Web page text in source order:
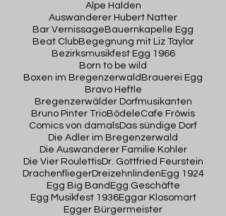
Alpe Halden
Auswanderer Hubert Natter
Bar Vernissage Bauernkapelle Egg
Beat ClubBegegnung mit Liz Taylor
Bezirksmusikfest Egg 1966
Born to be wild
Boxen im Bregenzerwald Brauerei Egg
Bravo Heftle
Bregenzerwälder Dorfmusikanten
Bruno Pinter TrioBödeleCafe Fröwis
Comics von damalsDas sündige Dorf
Die Adler im Bregenzerwald
Die Auswanderer Familie Kohler
Die Vier RoulettisDr. Gottfried Feurstein
DrachenfliegerDreizehnlinden Egg 1924
Egg Big Band Egg Geschäfte
Egg Musikfest 1936Eggar Klosomart
Egger Bürgermeister